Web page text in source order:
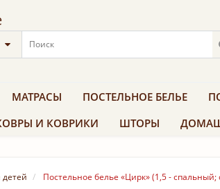
МАТРАСЫ ПОСТЕЛЬНОЕ БЕЛЬЕ
И КОВРИКИ ШТОРЫ
детей Постельное белье «Цирк» (1,5 - спальный;